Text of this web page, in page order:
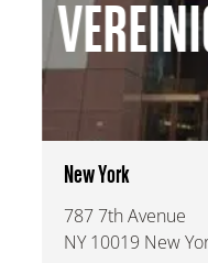
New York
787 7th Avenue
NY 10019 New